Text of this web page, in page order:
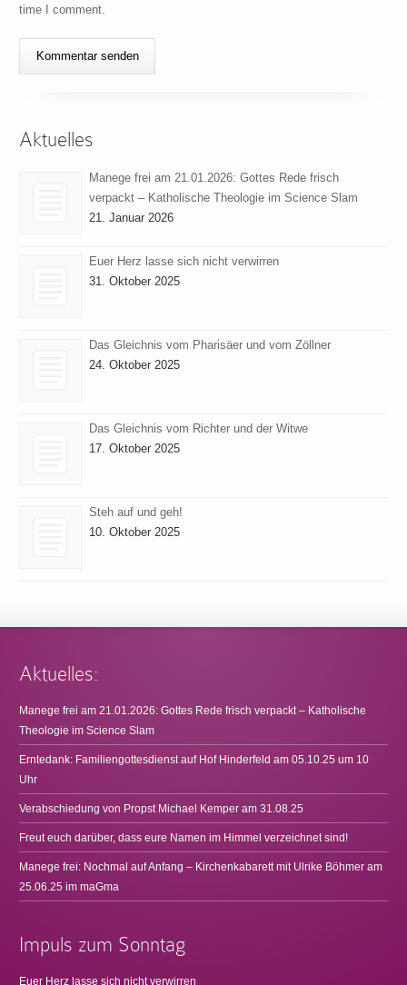
time I comment.
Aktuelles
Manege frei am 21.01.2026: Gottes Rede frisch
verpackt – Katholische Theologie im Science Slam
21. Januar 2026
Euer Herz lasse sich nicht verwirren
31. Oktober 2025
Das Gleichnis vom Pharisäer und vom Zöllner
24. Oktober 2025
Das Gleichnis vom Richter und der Witwe
17. Oktober 2025
Steh auf und geh!
10. Oktober 2025
Aktuelles:
Manege frei am 21.01.2026: Gottes Rede frisch verpackt – Katholische
Theologie im Science Slam
Erntedank: Familiengottesdienst auf Hof Hinderfeld am 05.10.25 um 10
Uhr
Verabschiedung von Propst Michael Kemper am 31.08.25
Freut euch darüber, dass eure Namen im Himmel verzeichnet sind!
Manege frei: Nochmal auf Anfang – Kirchenkabarett mit Ulrike Böhmer am
25.06.25 im maGma
Impuls zum Sonntag
Euer Herz lasse sich nicht verwirren